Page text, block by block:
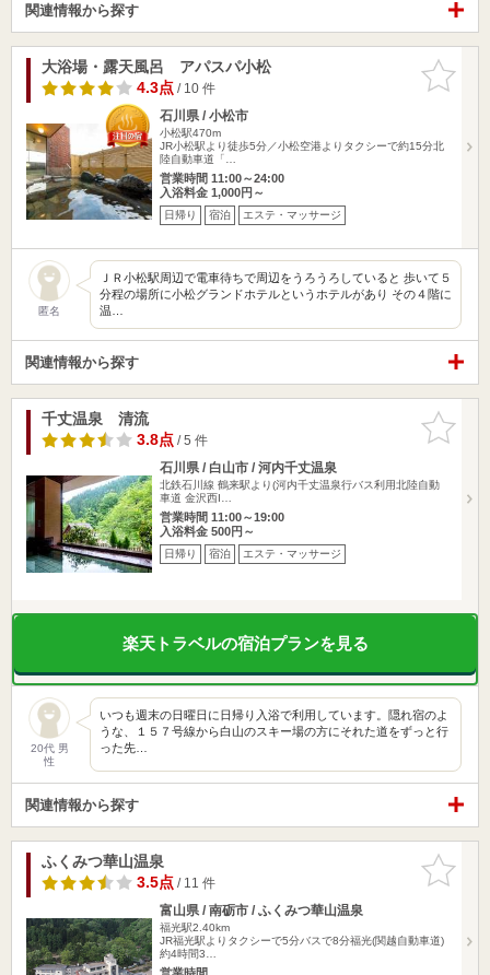
関連情報から探す
お気に入
りに追加
大浴場・露天風呂 アパスパ小松
4.3点/ 10 件
石川県 / 小松市
小松駅470m
JR小松駅より徒歩5分／小松空港よりタクシーで約15分北
陸自動車道「…
営業時間 11:00～24:00
入浴料金 1,000円～
日帰り 宿泊 エステ・マッサージ
匿名
ＪＲ小松駅周辺で電車待ちで周辺をうろうろしていると 歩いて５
分程の場所に小松グランドホテルというホテルがあり その４階に
温…
関連情報から探す
お気に入
りに追加
千丈温泉 清流
3.8点/ 5 件
石川県 / 白山市 / 河内千丈温泉
北鉄石川線 鶴来駅より(河内千丈温泉行バス利用北陸自動
車道 金沢西I…
営業時間 11:00～19:00
入浴料金 500円～
日帰り 宿泊 エステ・マッサージ
楽天トラベルの宿泊プランを見る
20代 男
性
いつも週末の日曜日に日帰り入浴で利用しています。隠れ宿のよ
うな、１５７号線から白山のスキー場の方にそれた道をずっと行
った先…
関連情報から探す
お気に入
りに追加
ふくみつ華山温泉
3.5点/ 11 件
富山県 / 南砺市 / ふくみつ華山温泉
福光駅2.40km
JR福光駅よりタクシーで5分バスで8分福光(関越自動車道)
約4時間3…